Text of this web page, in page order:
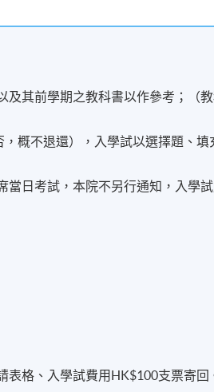
其前學期之教科書以作參考；（
概不退還），入學試以選擇題、填
當日考試，本院不另行通知，入學
格、入學試費用HK$100支票寄回